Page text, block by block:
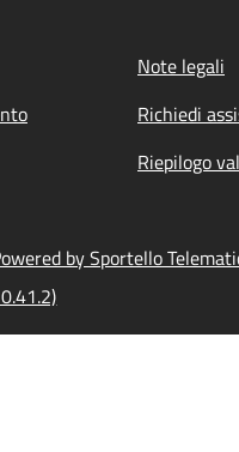
Note legali
Richiedi
Riepilogo
by Sportello